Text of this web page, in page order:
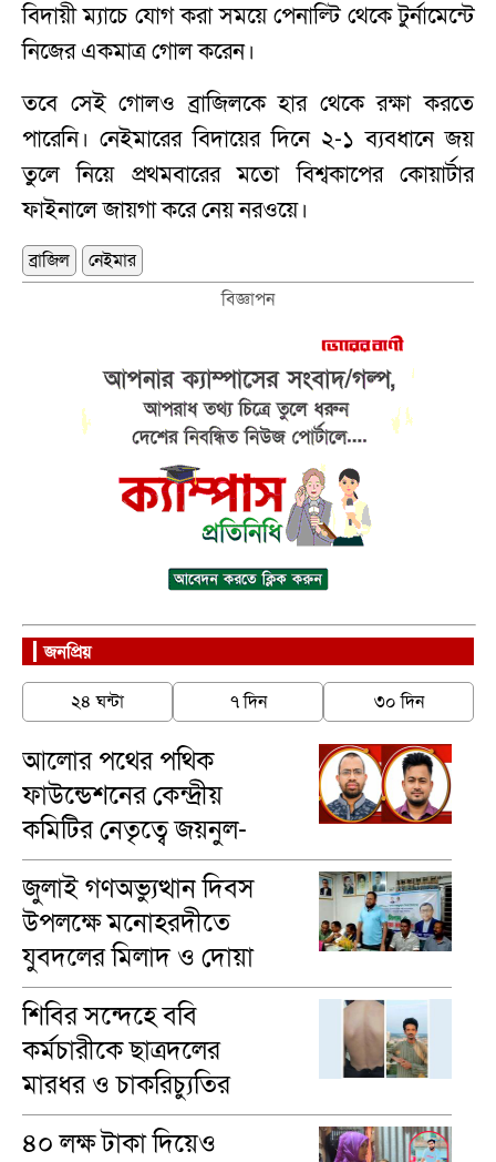
বিদায়ী ম্যাচে যোগ করা সময়ে পেনাল্টি থেকে টুর্নামেন্টে
নিজের একমাত্র গোল করেন।
তবে সেই গোলও ব্রাজিলকে হার থেকে রক্ষা করতে
পারেনি। নেইমারের বিদায়ের দিনে ২-১ ব্যবধানে জয়
তুলে নিয়ে প্রথমবারের মতো বিশ্বকাপের কোয়ার্টার
ফাইনালে জায়গা করে নেয় নরওয়ে।
ব্রাজিল
নেইমার
বিজ্ঞাপন
জনপ্রিয়
২৪ ঘন্টা ৭ দিন ৩০ দিন
আলোর পথের পথিক
ফাউন্ডেশনের কেন্দ্রীয়
কমিটির নেতৃত্বে জয়নুল-
মাসুম
জুলাই গণঅভ্যুত্থান দিবস
উপলক্ষে মনোহরদীতে
যুবদলের মিলাদ ও দোয়া
মাহফিল অনুষ্ঠিত
শিবির সন্দেহে ববি
কর্মচারীকে ছাত্রদলের
মারধর ও চাকরিচ্যুতির
অভিযোগ
৪০ লক্ষ টাকা দিয়েও